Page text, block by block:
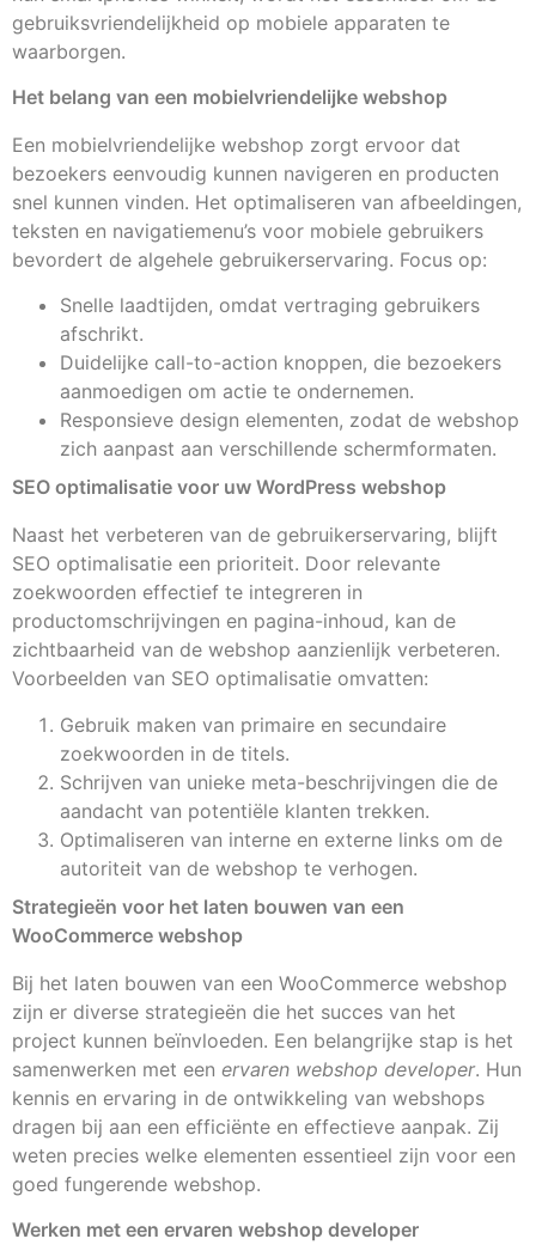
gebruiksvriendelijkheid op mobiele apparaten te
waarborgen.
Het belang van een mobielvriendelijke webshop
Een mobielvriendelijke webshop zorgt ervoor dat
bezoekers eenvoudig kunnen navigeren en producten
snel kunnen vinden. Het optimaliseren van afbeeldingen,
teksten en navigatiemenu’s voor mobiele gebruikers
bevordert de algehele gebruikerservaring. Focus op:
Snelle laadtijden, omdat vertraging gebruikers
afschrikt.
Duidelijke call-to-action knoppen, die bezoekers
aanmoedigen om actie te ondernemen.
Responsieve design elementen, zodat de webshop
zich aanpast aan verschillende schermformaten.
SEO optimalisatie voor uw WordPress webshop
Naast het verbeteren van de gebruikerservaring, blijft
SEO optimalisatie een prioriteit. Door relevante
zoekwoorden effectief te integreren in
productomschrijvingen en pagina-inhoud, kan de
zichtbaarheid van de webshop aanzienlijk verbeteren.
Voorbeelden van SEO optimalisatie omvatten:
Gebruik maken van primaire en secundaire
zoekwoorden in de titels.
Schrijven van unieke meta-beschrijvingen die de
aandacht van potentiële klanten trekken.
Optimaliseren van interne en externe links om de
autoriteit van de webshop te verhogen.
Strategieën voor het laten bouwen van een
WooCommerce webshop
Bij het laten bouwen van een WooCommerce webshop
zijn er diverse strategieën die het succes van het
project kunnen beïnvloeden. Een belangrijke stap is het
samenwerken met een ervaren webshop developer. Hun
kennis en ervaring in de ontwikkeling van webshops
dragen bij aan een efficiënte en effectieve aanpak. Zij
weten precies welke elementen essentieel zijn voor een
goed fungerende webshop.
Werken met een ervaren webshop developer